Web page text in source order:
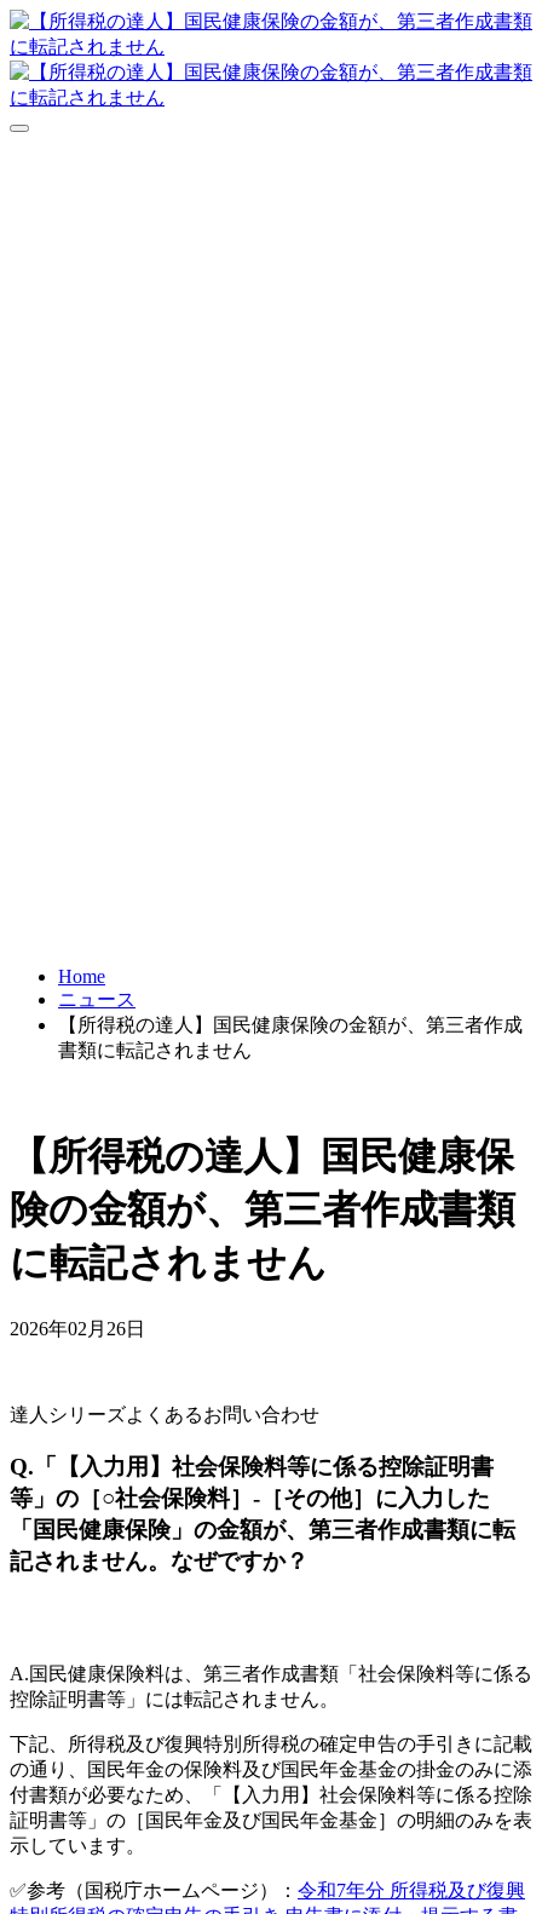
Home
ニュース
【所得税の達人】国民健康保険の金額が、第三者作成
書類に転記されません
【所得税の達人】国民健康保
険の金額が、第三者作成書類
に転記されません
2026年02月26日
達人シリーズよくあるお問い合わせ
Q.「【入力用】社会保険料等に係る控除証明書
等」の［○社会保険料］-［その他］に入力した
「国民健康保険」の金額が、第三者作成書類に転
記されません。なぜですか？
A.国民健康保険料は、第三者作成書類「社会保険料等に係る
控除証明書等」には転記されません。
下記、所得税及び復興特別所得税の確定申告の手引きに記載
の通り、国民年金の保険料及び国民年金基金の掛金のみに添
付書類が必要なため、「【入力用】社会保険料等に係る控除
証明書等」の［国民年金及び国民年金基金］の明細のみを表
示しています。
✅参考（国税庁ホームページ）： 令和7年分 所得税及び復興